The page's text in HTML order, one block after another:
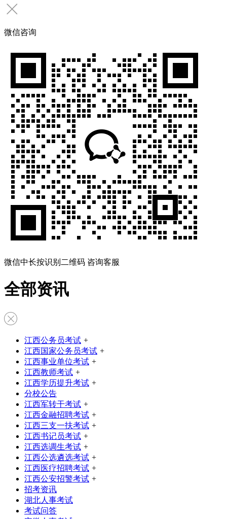
微信咨询
微信中长按识别二维码 咨询客服
全部资讯
江西公务员考试 +
江西国家公务员考试 +
江西事业单位考试 +
江西教师考试 +
江西学历提升考试 +
分校公告
江西军转干考试 +
江西金融招聘考试 +
江西三支一扶考试 +
江西书记员考试 +
江西选调生考试 +
江西公选遴选考试 +
江西医疗招聘考试 +
江西公安招警考试 +
招考资讯
湖北人事考试
考试问答